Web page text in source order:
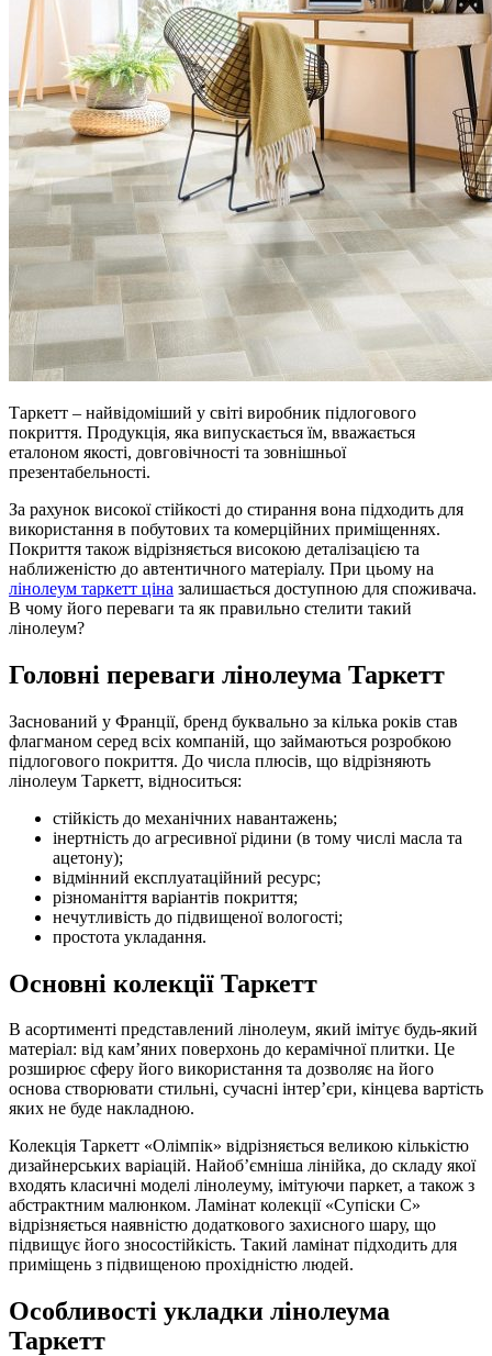
Таркетт – найвідоміший у світі виробник підлогового
покриття. Продукція, яка випускається їм, вважається
еталоном якості, довговічності та зовнішньої
презентабельності.
За рахунок високої стійкості до стирання вона підходить для
використання в побутових та комерційних приміщеннях.
Покриття також відрізняється високою деталізацією та
наближеністю до автентичного матеріалу. При цьому на
лінолеум таркетт ціна залишається доступною для споживача.
В чому його переваги та як правильно стелити такий
лінолеум?
Головні переваги лінолеума Таркетт
Заснований у Франції, бренд буквально за кілька років став
флагманом серед всіх компаній, що займаються розробкою
підлогового покриття. До числа плюсів, що відрізняють
лінолеум Таркетт, відноситься:
стійкість до механічних навантажень;
інертність до агресивної рідини (в тому числі масла та
ацетону);
відмінний експлуатаційний ресурс;
різноманіття варіантів покриття;
нечутливість до підвищеної вологості;
простота укладання.
Основні колекції Таркетт
В асортименті представлений лінолеум, який імітує будь-який
матеріал: від кам’яних поверхонь до керамічної плитки. Це
розширює сферу його використання та дозволяє на його
основа створювати стильні, сучасні інтер’єри, кінцева вартість
яких не буде накладною.
Колекція Таркетт «Олімпік» відрізняється великою кількістю
дизайнерських варіацій. Найоб’ємніша лінійка, до складу якої
входять класичні моделі лінолеуму, імітуючи паркет, а також з
абстрактним малюнком. Ламінат колекції «Супіски С»
відрізняється наявністю додаткового захисного шару, що
підвищує його зносостійкість. Такий ламінат підходить для
приміщень з підвищеною прохідністю людей.
Особливості укладки лінолеума
Таркетт